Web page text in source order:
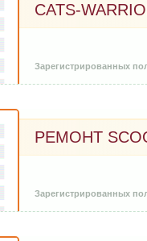
CATS-
РЕМОНТ